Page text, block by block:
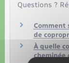
Questions ?
Comment
de
À quelle
cheminée